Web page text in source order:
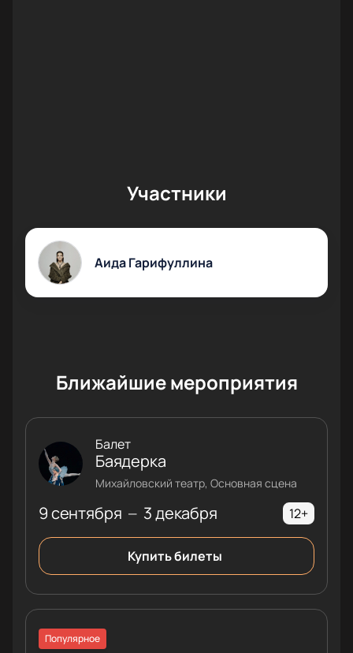
Участники
Аида Гарифуллина
Ближайшие мероприятия
9 сентября — 3 декабря
Балет
Баядерка
Михайловский театр, Основная сцена
12+
Купить билеты
Популярное